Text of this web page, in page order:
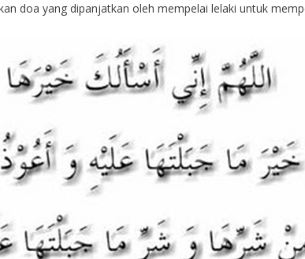
doa yang dipanjatkan oleh mempelai lelaki untuk